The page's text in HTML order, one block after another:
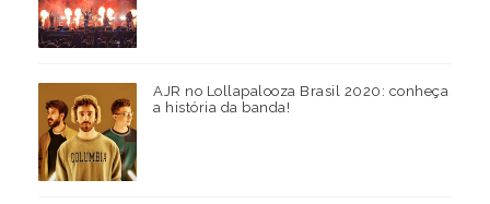
AJR no Lollapalooza Brasil 2020: conheça
a história da banda!